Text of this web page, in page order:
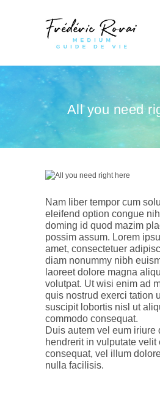
All you need
Nam liber tempor cum
eleifend option congue
doming id quod mazim
possim assum. Lorem
amet, consectetuer
diam nonummy nibh
laoreet dolore magna
volutpat. Ut wisi enim ad
quis nostrud exerci tation
suscipit lobortis nisl ut
commodo consequat.
Duis autem vel eum iriure
hendrerit in vulputate velit
consequat, vel illum
nulla facilisis.